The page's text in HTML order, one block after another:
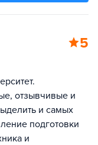
5
отзывчивые и
и самых
подготовки
и